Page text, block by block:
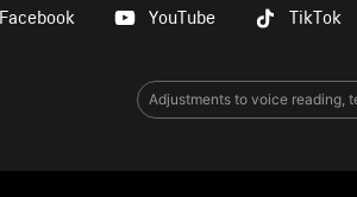
Facebook YouTube TikTok
Adjustments to voice reading,